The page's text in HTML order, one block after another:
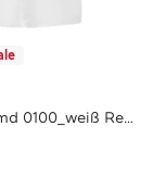
Kurzarmhemd 0100_weiß Regular Fit